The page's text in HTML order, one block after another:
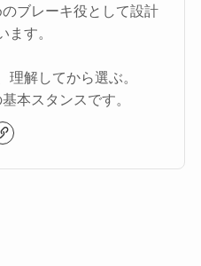
ブレーキ役として設計
ます。
理解してから選ぶ。
本スタンスです。